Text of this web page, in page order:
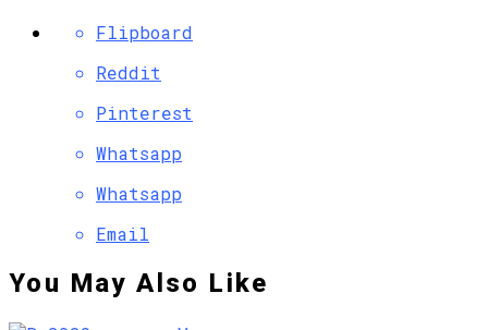
Flipboard
Reddit
Pinterest
Whatsapp
Whatsapp
Email
You May Also Like